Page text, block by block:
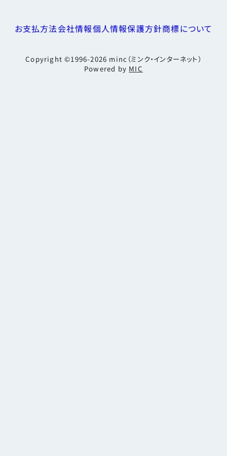
お支払方法会社情報個人情報保護方針商標について
Copyright ©1996-2026 minc（ミンク・インターネット）
Powered by MIC